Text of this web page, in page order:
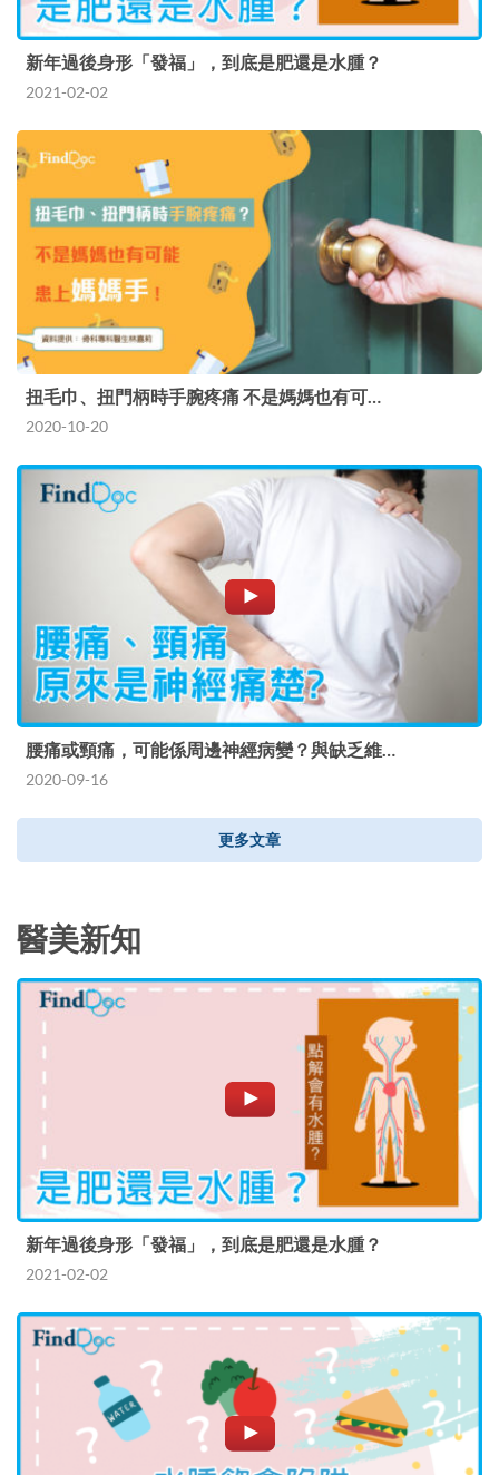
新年過後身形「發福」，到底是肥還是水腫？
2021-02-02
扭毛巾、扭門柄時手腕疼痛 不是媽媽也有可…
2020-10-20
腰痛或頸痛，可能係周邊神經病變？與缺乏維…
2020-09-16
更多文章
醫美新知
新年過後身形「發福」，到底是肥還是水腫？
2021-02-02